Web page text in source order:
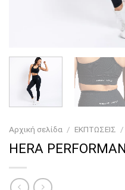
Αρχική σελίδα / ΕΚΠΤΩΣΕΙΣ /
HERA